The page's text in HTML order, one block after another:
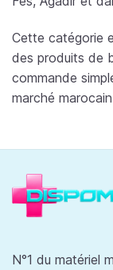
Cette catégorie
des produits de
commande
marché
N°1 du matériel